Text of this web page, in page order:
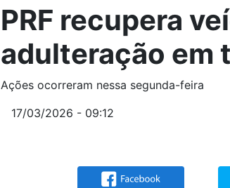
PRF recupera
adulteração em
Ações ocorreram nessa segunda-feira
17/03/2026 - 09:12